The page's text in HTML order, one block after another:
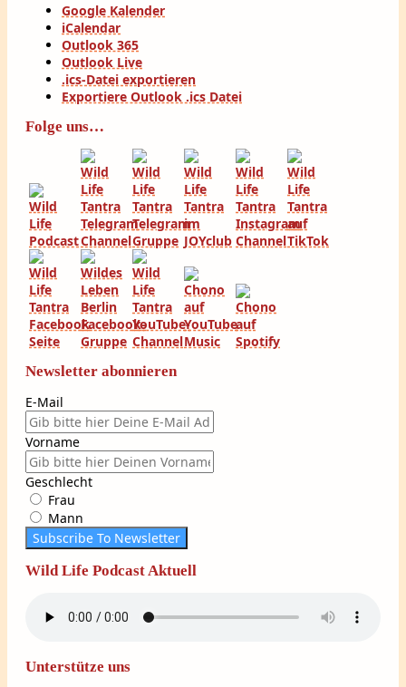
Google Kalender
iCalendar
Outlook 365
Outlook Live
.ics-Datei exportieren
Exportiere Outlook .ics Datei
Folge uns…
Newsletter abonnieren
E-Mail
Vorname
Geschlecht
Frau
Mann
Subscribe To Newsletter
Wild Life Podcast Aktuell
Unterstütze uns